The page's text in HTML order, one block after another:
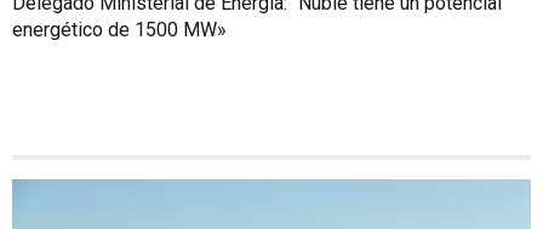
energético de 1500 MW»